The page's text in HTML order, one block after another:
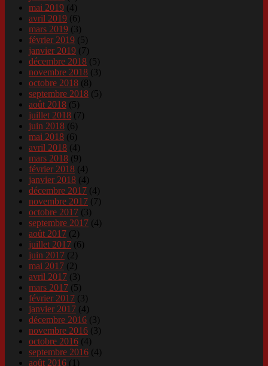
mai 2019 (4)
avril 2019 (6)
mars 2019 (3)
février 2019 (5)
janvier 2019 (7)
décembre 2018 (5)
novembre 2018 (3)
octobre 2018 (8)
septembre 2018 (5)
août 2018 (5)
juillet 2018 (7)
juin 2018 (6)
mai 2018 (6)
avril 2018 (4)
mars 2018 (9)
février 2018 (4)
janvier 2018 (4)
décembre 2017 (4)
novembre 2017 (7)
octobre 2017 (3)
septembre 2017 (4)
août 2017 (2)
juillet 2017 (6)
juin 2017 (2)
mai 2017 (2)
avril 2017 (3)
mars 2017 (5)
février 2017 (3)
janvier 2017 (4)
décembre 2016 (3)
novembre 2016 (3)
octobre 2016 (4)
septembre 2016 (4)
août 2016 (1)